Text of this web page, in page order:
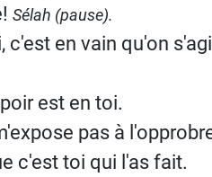
Sélah (pause).
en vain qu'on
est en toi.
pas à
c'est toi qui l'as fait.